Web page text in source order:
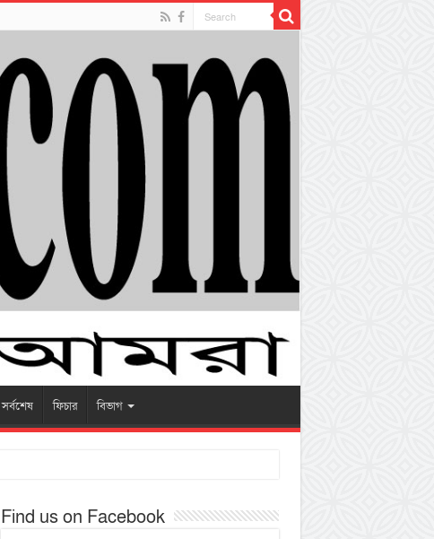
সর্বশেষ ফিচার বিভাগ
Find us on Facebook